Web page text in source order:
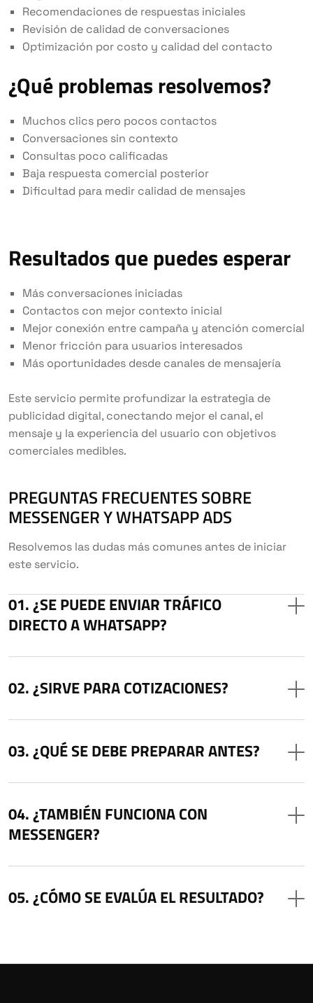
Recomendaciones de respuestas iniciales
Revisión de calidad de conversaciones
Optimización por costo y calidad del contacto
¿Qué problemas resolvemos?
Muchos clics pero pocos contactos
Conversaciones sin contexto
Consultas poco calificadas
Baja respuesta comercial posterior
Dificultad para medir calidad de mensajes
Resultados que puedes esperar
Más conversaciones iniciadas
Contactos con mejor contexto inicial
Mejor conexión entre campaña y atención comercial
Menor fricción para usuarios interesados
Más oportunidades desde canales de mensajería
Este servicio permite profundizar la estrategia de
publicidad digital, conectando mejor el canal, el
mensaje y la experiencia del usuario con objetivos
comerciales medibles.
PREGUNTAS FRECUENTES SOBRE
MESSENGER Y WHATSAPP ADS
Resolvemos las dudas más comunes antes de iniciar
este servicio.
¿SE PUEDE ENVIAR TRÁFICO
DIRECTO A WHATSAPP?
¿SIRVE PARA COTIZACIONES?
¿QUÉ SE DEBE PREPARAR ANTES?
¿TAMBIÉN FUNCIONA CON
MESSENGER?
¿CÓMO SE EVALÚA EL RESULTADO?